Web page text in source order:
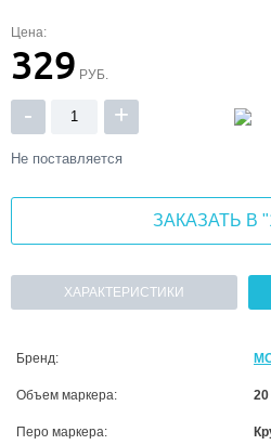
Цена:
329 РУБ.
- +
Не поставляется
ЗАКАЗАТЬ В
ХАРАКТЕРИСТИКИ
Бренд:
Объем маркера:
Перо маркера: